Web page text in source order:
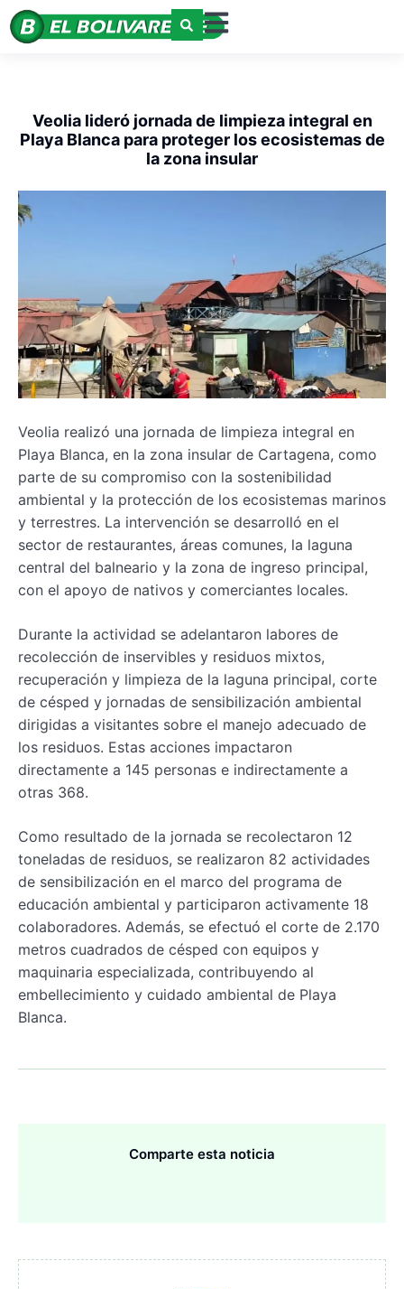
Veolia lideró jornada de limpieza integral en
Playa Blanca para proteger los ecosistemas de
la zona insular
Veolia realizó una jornada de limpieza integral en
Playa Blanca, en la zona insular de Cartagena, como
parte de su compromiso con la sostenibilidad
ambiental y la protección de los ecosistemas marinos
y terrestres. La intervención se desarrolló en el
sector de restaurantes, áreas comunes, la laguna
central del balneario y la zona de ingreso principal,
con el apoyo de nativos y comerciantes locales.
Durante la actividad se adelantaron labores de
recolección de inservibles y residuos mixtos,
recuperación y limpieza de la laguna principal, corte
de césped y jornadas de sensibilización ambiental
dirigidas a visitantes sobre el manejo adecuado de
los residuos. Estas acciones impactaron
directamente a 145 personas e indirectamente a
otras 368.
Como resultado de la jornada se recolectaron 12
toneladas de residuos, se realizaron 82 actividades
de sensibilización en el marco del programa de
educación ambiental y participaron activamente 18
colaboradores. Además, se efectuó el corte de 2.170
metros cuadrados de césped con equipos y
maquinaria especializada, contribuyendo al
embellecimiento y cuidado ambiental de Playa
Blanca.
Comparte esta noticia